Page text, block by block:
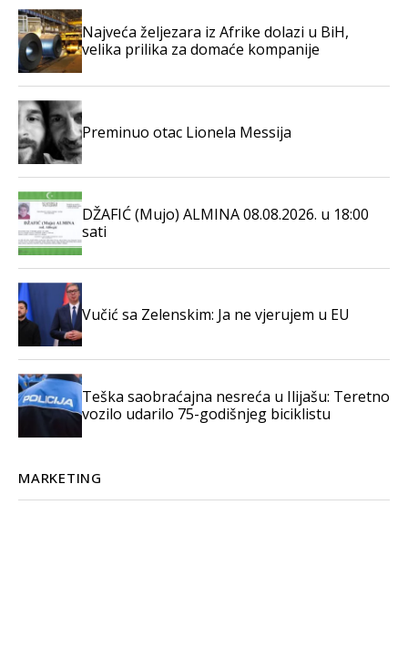
Najveća željezara iz Afrike dolazi u BiH,
velika prilika za domaće kompanije
Preminuo otac Lionela Messija
DŽAFIĆ (Mujo) ALMINA 08.08.2026. u 18:00
sati
Vučić sa Zelenskim: Ja ne vjerujem u EU
Teška saobraćajna nesreća u Ilijašu: Teretno
vozilo udarilo 75-godišnjeg biciklistu
MARKETING